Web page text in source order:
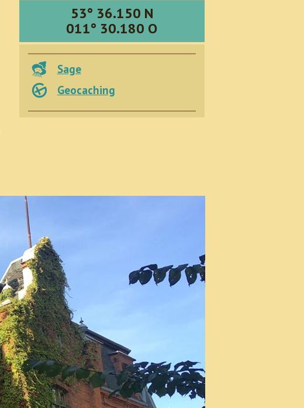
53° 36.150 N
011° 30.180 O
Sage
Geocaching